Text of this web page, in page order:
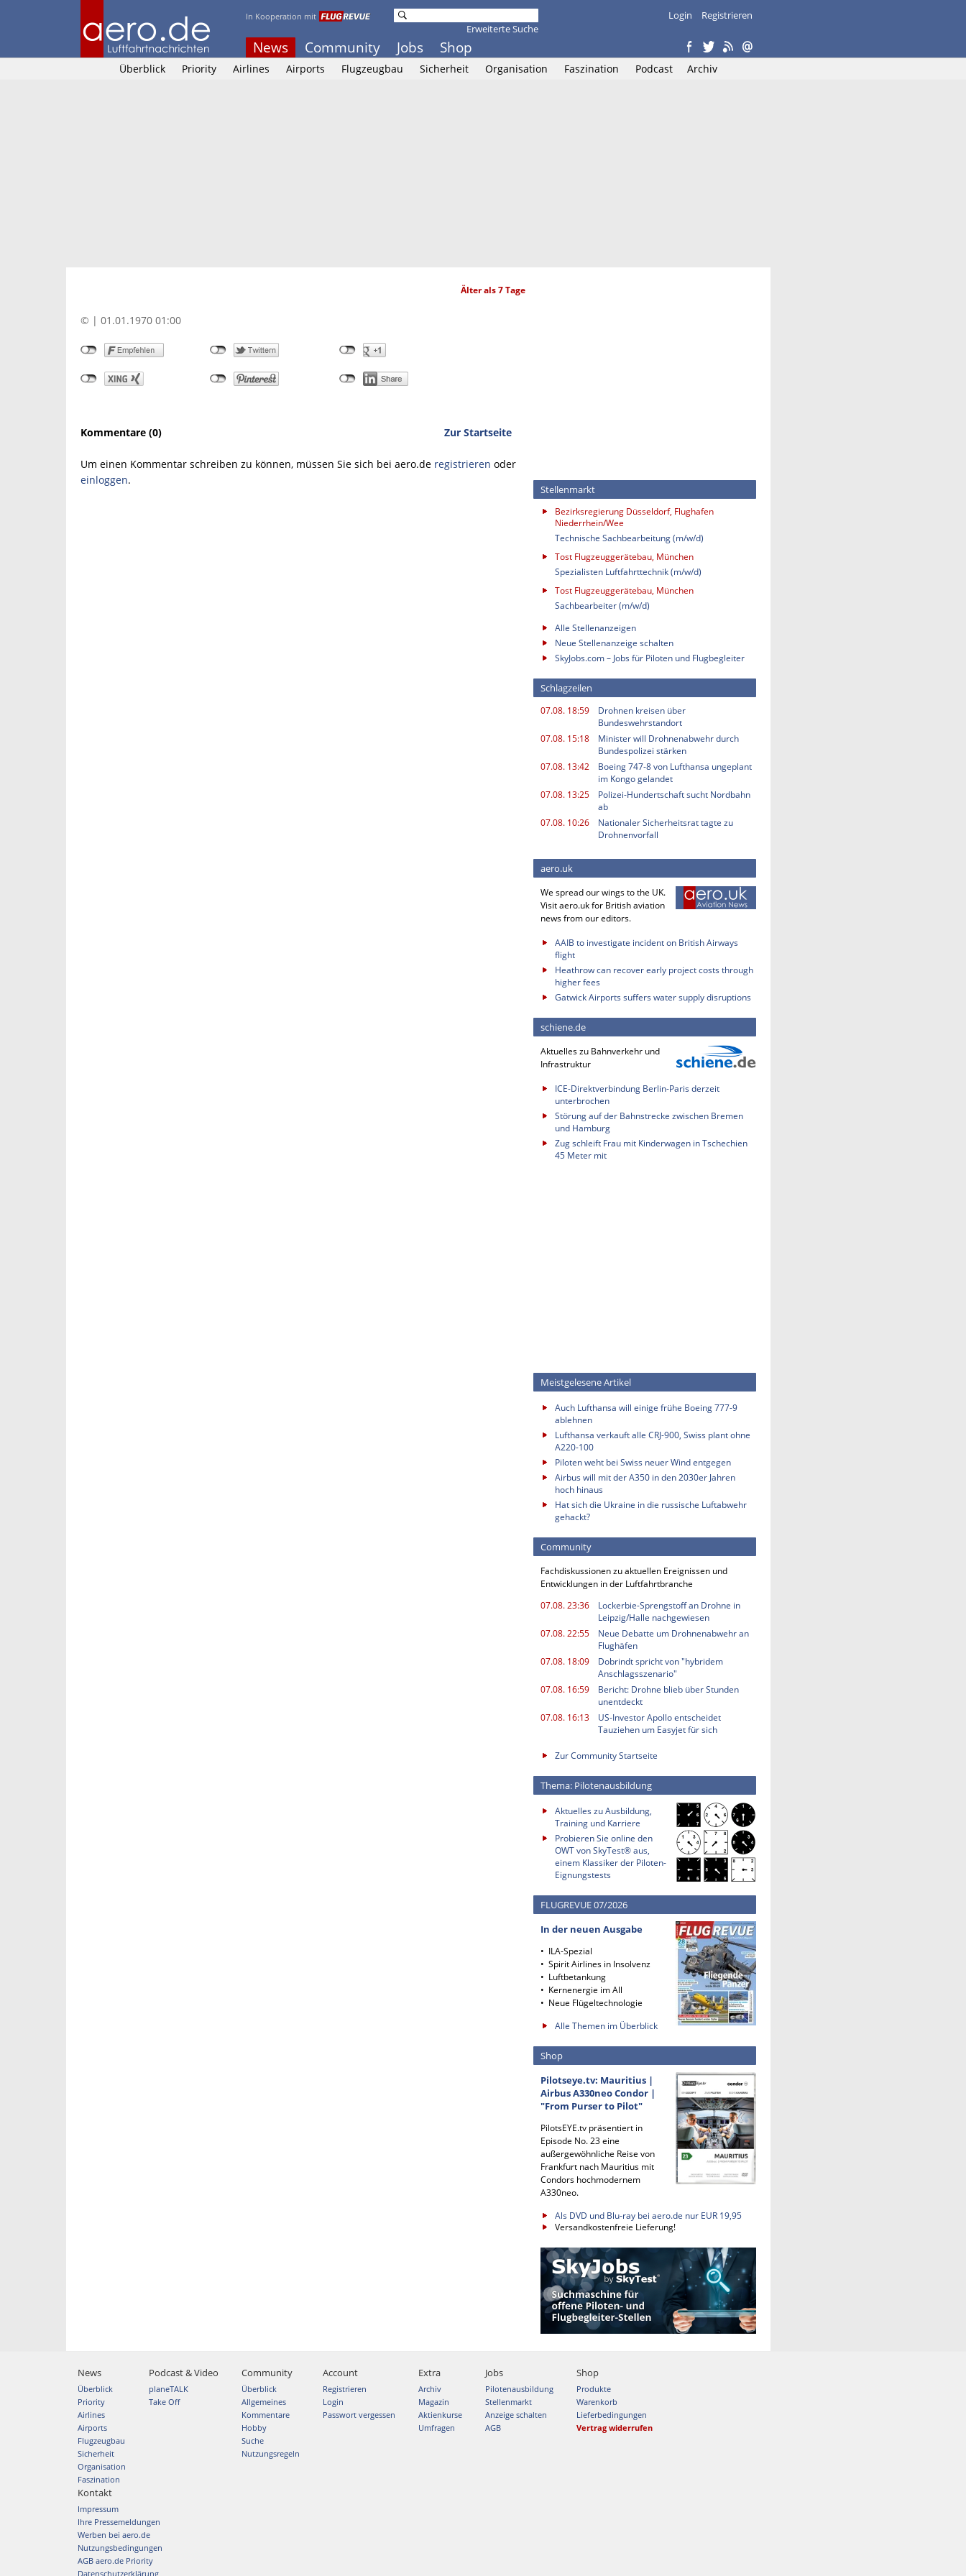
In Kooperation mit
News Community Jobs Shop
Erweiterte Suche
Login Registrieren
Überblick Priority Airlines Airports Flugzeugbau Sicherheit Organisation Faszination Podcast Archiv
Älter als 7 Tage
© | 01.01.1970 01:00
Kommentare (0) Zur Startseite
Um einen Kommentar schreiben zu können, müssen Sie sich bei aero.de registrieren oder
einloggen.
Stellenmarkt
Bezirksregierung Düsseldorf, Flughafen
Niederrhein/Wee
Technische Sachbearbeitung (m/w/d)
Tost Flugzeuggerätebau, München
Spezialisten Luftfahrttechnik (m/w/d)
Tost Flugzeuggerätebau, München
Sachbearbeiter (m/w/d)
Alle Stellenanzeigen
Neue Stellenanzeige schalten
SkyJobs.com – Jobs für Piloten und Flugbegleiter
Schlagzeilen
07.08. 18:59
Drohnen kreisen über
Bundeswehrstandort
07.08. 15:18
Minister will Drohnenabwehr durch
Bundespolizei stärken
07.08. 13:42
Boeing 747-8 von Lufthansa ungeplant
im Kongo gelandet
07.08. 13:25
Polizei-Hundertschaft sucht Nordbahn
ab
07.08. 10:26
Nationaler Sicherheitsrat tagte zu
Drohnenvorfall
aero.uk
We spread our wings to the UK.
Visit aero.uk for British aviation
news from our editors.
AAIB to investigate incident on British Airways
flight
Heathrow can recover early project costs through
higher fees
Gatwick Airports suffers water supply disruptions
schiene.de
Aktuelles zu Bahnverkehr und
Infrastruktur
ICE-Direktverbindung Berlin-Paris derzeit
unterbrochen
Störung auf der Bahnstrecke zwischen Bremen
und Hamburg
Zug schleift Frau mit Kinderwagen in Tschechien
45 Meter mit
Meistgelesene Artikel
Auch Lufthansa will einige frühe Boeing 777-9
ablehnen
Lufthansa verkauft alle CRJ-900, Swiss plant ohne
A220-100
Piloten weht bei Swiss neuer Wind entgegen
Airbus will mit der A350 in den 2030er Jahren
hoch hinaus
Hat sich die Ukraine in die russische Luftabwehr
gehackt?
Community
Fachdiskussionen zu aktuellen Ereignissen und
Entwicklungen in der Luftfahrtbranche
07.08. 23:36
Lockerbie-Sprengstoff an Drohne in
Leipzig/Halle nachgewiesen
07.08. 22:55
Neue Debatte um Drohnenabwehr an
Flughäfen
07.08. 18:09
Dobrindt spricht von "hybridem
Anschlagsszenario"
07.08. 16:59
Bericht: Drohne blieb über Stunden
unentdeckt
07.08. 16:13
US-Investor Apollo entscheidet
Tauziehen um Easyjet für sich
Zur Community Startseite
Thema: Pilotenausbildung
Aktuelles zu Ausbildung,
Training und Karriere
Probieren Sie online den
OWT von SkyTest® aus,
einem Klassiker der Piloten-
Eignungstests
FLUGREVUE 07/2026
In der neuen Ausgabe
• ILA-Spezial
• Spirit Airlines in Insolvenz
• Luftbetankung
• Kernenergie im All
• Neue Flügeltechnologie
Alle Themen im Überblick
Shop
Pilotseye.tv: Mauritius |
Airbus A330neo Condor |
"From Purser to Pilot"
PilotsEYE.tv präsentiert in
Episode No. 23 eine
außergewöhnliche Reise von
Frankfurt nach Mauritius mit
Condors hochmodernem
A330neo.
Als DVD und Blu-ray bei aero.de nur EUR 19,95
Versandkostenfreie Lieferung!
News
Überblick
Priority
Airlines
Airports
Flugzeugbau
Sicherheit
Organisation
Faszination
Podcast & Video
planeTALK
Take Off
Community
Überblick
Allgemeines
Kommentare
Hobby
Suche
Nutzungsregeln
Account
Registrieren
Login
Passwort vergessen
Extra
Archiv
Magazin
Aktienkurse
Umfragen
Jobs
Pilotenausbildung
Stellenmarkt
Anzeige schalten
AGB
Shop
Produkte
Warenkorb
Lieferbedingungen
Vertrag widerrufen
Kontakt
Impressum
Ihre Pressemeldungen
Werben bei aero.de
Nutzungsbedingungen
AGB aero.de Priority
Datenschutzerklärung